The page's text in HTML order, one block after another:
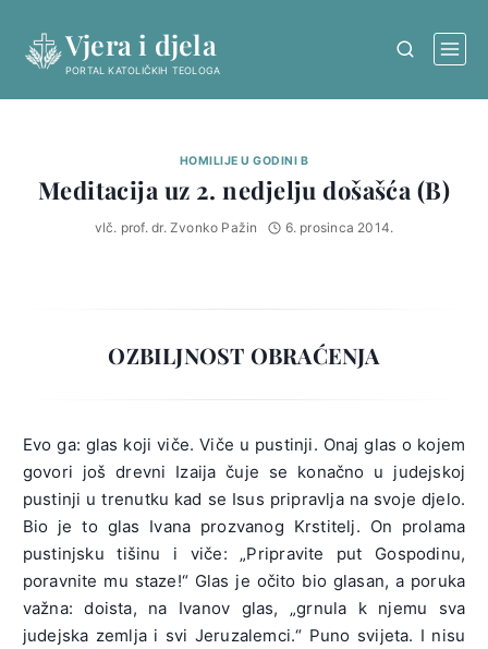
content
Vjera i djela
PORTAL KATOLIČKIH TEOLOGA
HOMILIJE U GODINI B
Meditacija uz 2. nedjelju došašća (B)
vlč. prof. dr. Zvonko Pažin 6. prosinca 2014.
OZBILJNOST OBRAĆENJA
Evo ga: glas koji viče. Viče u pustinji. Onaj glas o kojem
govori još drevni Izaija čuje se konačno u judejskoj
pustinji u trenutku kad se Isus pripravlja na svoje djelo.
Bio je to glas Ivana prozvanog Krstitelj. On prolama
pustinjsku tišinu i viče: „Pripravite put Gospodinu,
poravnite mu staze!“ Glas je očito bio glasan, a poruka
važna: doista, na Ivanov glas, „grnula k njemu sva
judejska zemlja i svi Jeruzalemci.“ Puno svijeta. I nisu